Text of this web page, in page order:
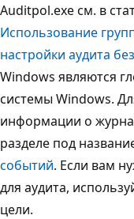
Auditpol.exe см. в
Использование
настройки аудита
Windows являются
системы Windows.
информации о
разделе под
событий. Если вам
для аудита,
цели.